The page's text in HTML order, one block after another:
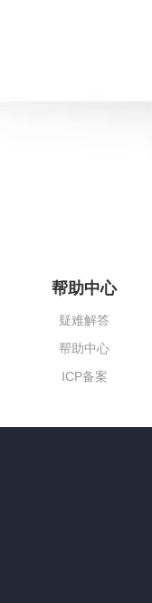
帮助中心
疑难解答
帮助中心
ICP备案